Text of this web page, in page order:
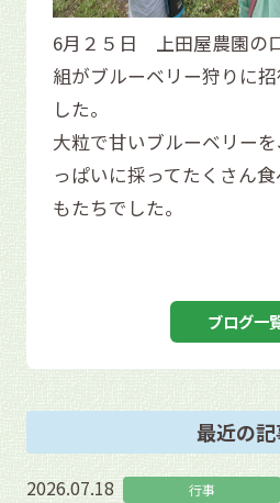
6月２５日 上田屋農園の
組がブルーベリー狩りに
した。
大粒で甘いブルーベリー
っぱいに採ってたくさん
もたちでした。
ブログ一
最近の
2026.07.18 行事